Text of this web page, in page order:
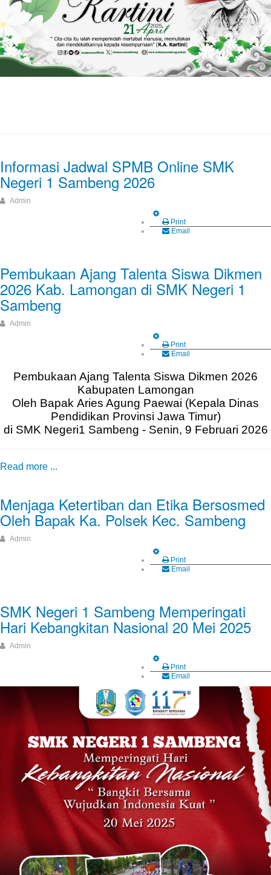
Informasi Jadwal SPMB Online SMK
Negeri 1 Sambeng 2026
Admin
Print
Email
Pembukaan Ajang Talenta Siswa Dikmen
2026 Kab. Lamongan di SMK Negeri 1
Sambeng
Admin
Print
Email
Pembukaan Ajang Talenta Siswa Dikmen 2026
Kabupaten Lamongan
Oleh Bapak Aries Agung Paewai (Kepala Dinas
Pendidikan Provinsi Jawa Timur)
di SMK Negeri1 Sambeng - Senin, 9 Februari 2026
Read more ...
Menjaga Ketertiban dan Etika Bersosmed
Oleh Bapak Ka. Polsek Kec. Sambeng
Admin
Print
Email
SMK Negeri 1 Sambeng Memperingati
Hari Kebangkitan Nasional 20 Mei 2025
Admin
Print
Email